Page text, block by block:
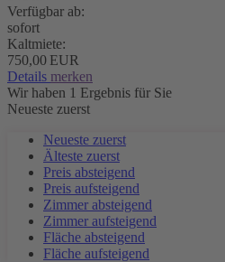
Verfügbar ab:
sofort
Kaltmiete:
750,00 EUR
Details merken
Wir haben 1 Ergebnis für Sie
Neueste zuerst
Neueste zuerst
Älteste zuerst
Preis absteigend
Preis aufsteigend
Zimmer absteigend
Zimmer aufsteigend
Fläche absteigend
Fläche aufsteigend